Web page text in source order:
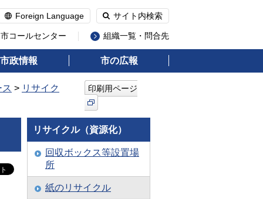
Foreign Language サイト内検索
コールセンター 組織一覧・問合先
市政情報 市の広報
> リサイク 印刷用ページ
リサイクル（資源化）
回収ボックス等設置場
所
紙のリサイクル